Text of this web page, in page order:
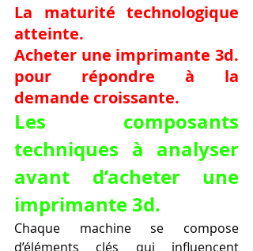
La maturité technologique
atteinte.
Acheter une imprimante 3d.
pour répondre à la
demande croissante.
Les composants
techniques à analyser
avant d’acheter une
imprimante 3d.
Chaque machine se compose
d’éléments clés qui influencent